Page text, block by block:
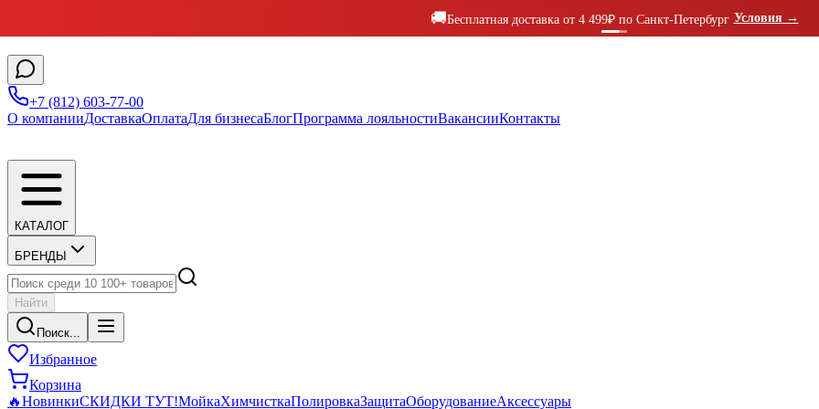
🚚Бесплатная доставка от 4 499₽ по Санкт-Петербург Условия →
+7 (812) 603-77-00
О компанииДоставкаОплатаДля бизнесаБлогПрограмма лояльностиВакансииКонтакты
КАТАЛОГ
БРЕНДЫ
Найти
Поиск...
Избранное
Корзина
🔥НовинкиСКИДКИ ТУТ!МойкаХимчисткаПолировкаЗащитаОборудованиеАксессуары